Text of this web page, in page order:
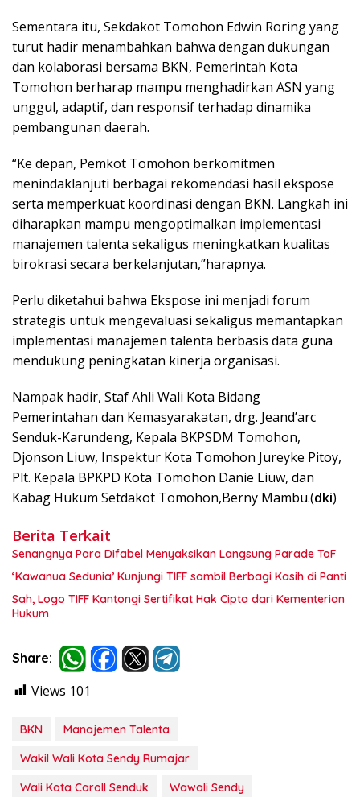
Sementara itu, Sekdakot Tomohon Edwin Roring yang
turut hadir menambahkan bahwa dengan dukungan
dan kolaborasi bersama BKN, Pemerintah Kota
Tomohon berharap mampu menghadirkan ASN yang
unggul, adaptif, dan responsif terhadap dinamika
pembangunan daerah.
“Ke depan, Pemkot Tomohon berkomitmen
menindaklanjuti berbagai rekomendasi hasil ekspose
serta memperkuat koordinasi dengan BKN. Langkah ini
diharapkan mampu mengoptimalkan implementasi
manajemen talenta sekaligus meningkatkan kualitas
birokrasi secara berkelanjutan,”harapnya.
Perlu diketahui bahwa Ekspose ini menjadi forum
strategis untuk mengevaluasi sekaligus memantapkan
implementasi manajemen talenta berbasis data guna
mendukung peningkatan kinerja organisasi.
Nampak hadir, Staf Ahli Wali Kota Bidang
Pemerintahan dan Kemasyarakatan, drg. Jeand’arc
Senduk-Karundeng, Kepala BKPSDM Tomohon,
Djonson Liuw, Inspektur Kota Tomohon Jureyke Pitoy,
Plt. Kepala BPKPD Kota Tomohon Danie Liuw, dan
Kabag Hukum Setdakot Tomohon,Berny Mambu.(dki)
Berita Terkait
Senangnya Para Difabel Menyaksikan Langsung Parade ToF
‘Kawanua Sedunia’ Kunjungi TIFF sambil Berbagi Kasih di Panti
Sah, Logo TIFF Kantongi Sertifikat Hak Cipta dari Kementerian
Hukum
Share:
Views 101
BKN
Manajemen Talenta
Wakil Wali Kota Sendy Rumajar
Wali Kota Caroll Senduk
Wawali Sendy